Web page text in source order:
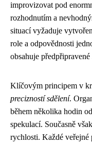
improvizovat pod
rozhodnutím a
situací vyžaduje
role a odpovědnosti
obsahuje
Klíčovým principem v
precizností sdělení.
během několika hodin
spekulací. Současně
rychlosti. Každé veřejné